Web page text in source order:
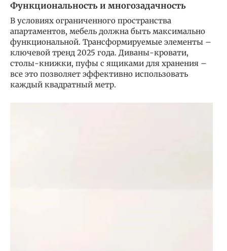
Функциональность и многозадачность
В условиях ограниченного пространства
апартаментов, мебель должна быть максимально
функциональной. Трансформируемые элементы –
ключевой тренд 2025 года. Диваны-кровати,
столы-книжки, пуфы с ящиками для хранения –
все это позволяет эффективно использовать
каждый квадратный метр.